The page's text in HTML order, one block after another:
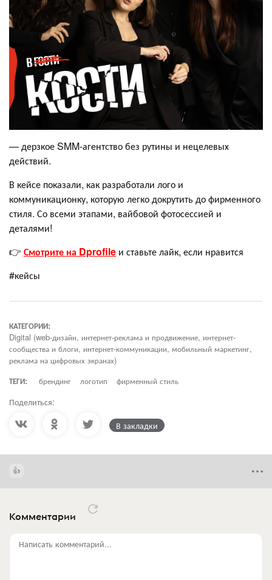
— дерзкое SMM-агентство без рутины и нецелевых
действий.
В кейсе показали, как разработали лого и
коммуникационку, которую легко докрутить до фирменного
стиля. Со всеми этапами, вайбовой фотосессией и
деталями!
👉 Смотрите на Dprofile и ставьте лайк, если нравится
#кейсы
КАТЕГОРИИ:
Digital (web-дизайн, интернет-реклама и продвижение, интернет-
сообщества и блоги, интернет-коммуникации, мобильный маркетинг,
реклама на цифровых экранах)
ТЕГИ:
брендинг логотип фирменный стиль
Поделиться:
В закладки
Комментарии
Написать комментарий...